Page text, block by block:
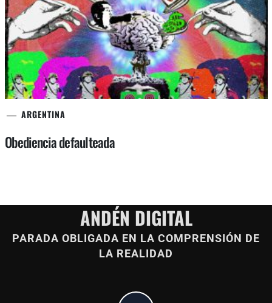
ARGENTINA
Obediencia defaulteada
ANDÉN DIGITAL
PARADA OBLIGADA EN LA COMPRENSIÓN DE
LA REALIDAD